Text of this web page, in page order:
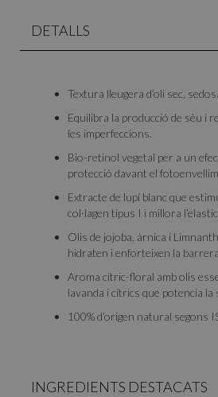
DETALLS
Textura lleugera d’oli sec,
Equilibra la producció de sèu i
les imperfeccions.
Bio-retinol vegetal per a un
protecció davant el
Extracte de lupí blanc que
col·lagen tipus I i millora
Olis de jojoba, àrnica i
hidraten i enforteixen la
Aroma cítric-floral amb olis
lavanda i cítrics que potencia la
100% d’origen natural segons
INGREDIENTS DESTACATS